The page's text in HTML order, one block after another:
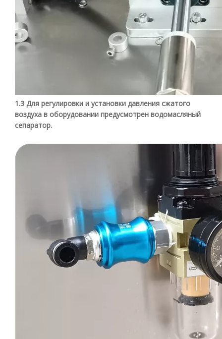
1.3 Для регулировки и установки давления сжатого
воздуха в оборудовании предусмотрен водомасляный
сепаратор.